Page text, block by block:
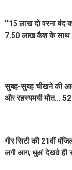
''15 लाख दो वरना बंद
7.50 लाख कैश के साथ
सुबह-सुबह चीखने की
और रहस्यमयी मौत... 52
गौर सिटी की 21वीं
लगी आग, धुआं देखते ही